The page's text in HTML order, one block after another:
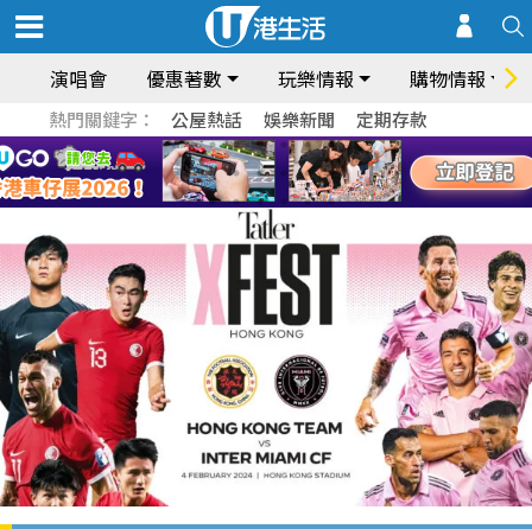
演唱會 優惠著數 玩樂情報 購物情報
熱門關鍵字： 公屋熱話 娛樂新聞 定期存款